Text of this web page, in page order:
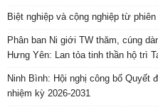
Biệt nghiệp và cộng nghiệp từ
Phân ban Ni giới TW thăm, cúng
Hưng Yên: Lan tỏa tinh thần hộ trì
Ninh Bình: Hội nghị công bố Quyết
nhiệm kỳ 2026-2031